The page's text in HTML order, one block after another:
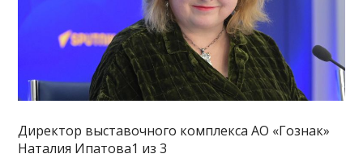
Директор выставочного комплекса АО «Гознак»
Наталия Ипатова1 из 3